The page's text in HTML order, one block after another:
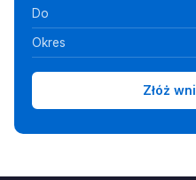
Do
Okres
Złóż